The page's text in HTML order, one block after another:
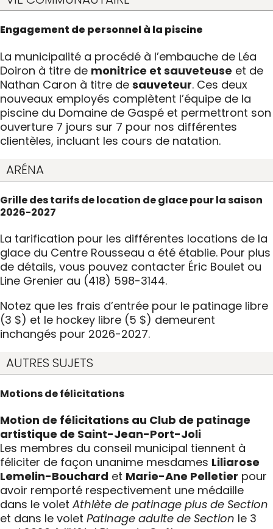
Engagement de personnel à la piscine
La municipalité a procédé à l’embauche de Léa
Doiron à titre de monitrice et sauveteuse et de
Nathan Caron à titre de sauveteur. Ces deux
nouveaux employés complètent l’équipe de la
piscine du Domaine de Gaspé et permettront son
ouverture 7 jours sur 7 pour nos différentes
clientèles, incluant les cours de natation.
ARÉNA
Grille des tarifs de location de glace pour la saison
2026-2027
La tarification pour les différentes locations de la
glace du Centre Rousseau a été établie. Pour plus
de détails, vous pouvez contacter Éric Boulet ou
Line Grenier au (418) 598-3144.
Notez que les frais d’entrée pour le patinage libre
(3 $) et le hockey libre (5 $) demeurent
inchangés pour 2026-2027.
AUTRES SUJETS
Motions de félicitations
Motion de félicitations au Club de patinage
artistique de Saint-Jean-Port-Joli
Les membres du conseil municipal tiennent à
féliciter de façon unanime mesdames Liliarose
Lemelin-Bouchard et Marie-Ane Pelletier pour
avoir remporté respectivement une médaille
dans le volet Athlète de patinage plus de Section
et dans le volet Patinage adulte de Section le 3